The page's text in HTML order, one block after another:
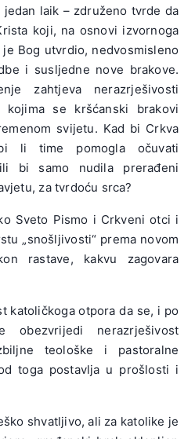
laik – združeno tvrde da
koji, na osnovi izvornoga
Bog utvrdio, nedvosmisleno
i susljedne nove brakove.
zahtjeva nerazrješivosti
se kršćanski brakovi
svijetu. Kad bi Crkva
li time pomogla očuvati
bi samo nudila prerađeni
za tvrdoću srca?
Sveto Pismo i Crkveni otci i
„snošljivosti“ prema novom
rastave, kakvu zagovara
katoličkoga otpora da se, i po
obezvrijedi nerazrješivost
teološke i pastoralne
toga postavlja u prošlosti i
shvatljivo, ali za katolike je